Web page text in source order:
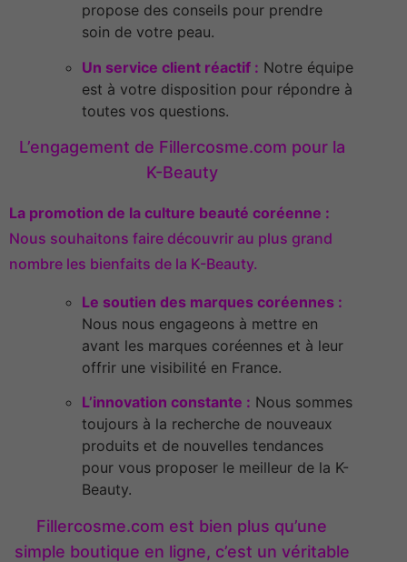
propose des conseils pour prendre
soin de votre peau.
Un service client réactif : Notre équipe
est à votre disposition pour répondre à
toutes vos questions.
L’engagement de Fillercosme.com pour la
K-Beauty
La promotion de la culture beauté coréenne :
Nous souhaitons faire découvrir au plus grand
nombre les bienfaits de la K-Beauty.
Le soutien des marques coréennes :
Nous nous engageons à mettre en
avant les marques coréennes et à leur
offrir une visibilité en France.
L’innovation constante : Nous sommes
toujours à la recherche de nouveaux
produits et de nouvelles tendances
pour vous proposer le meilleur de la K-
Beauty.
Fillercosme.com est bien plus qu’une
simple boutique en ligne, c’est un véritable